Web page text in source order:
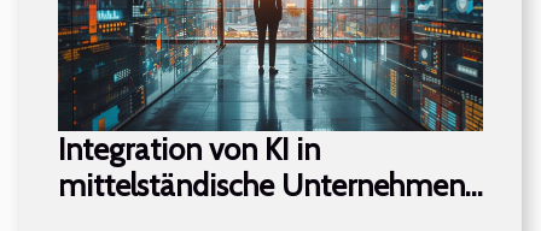
Integration von KI in
mittelständische Unternehmen: